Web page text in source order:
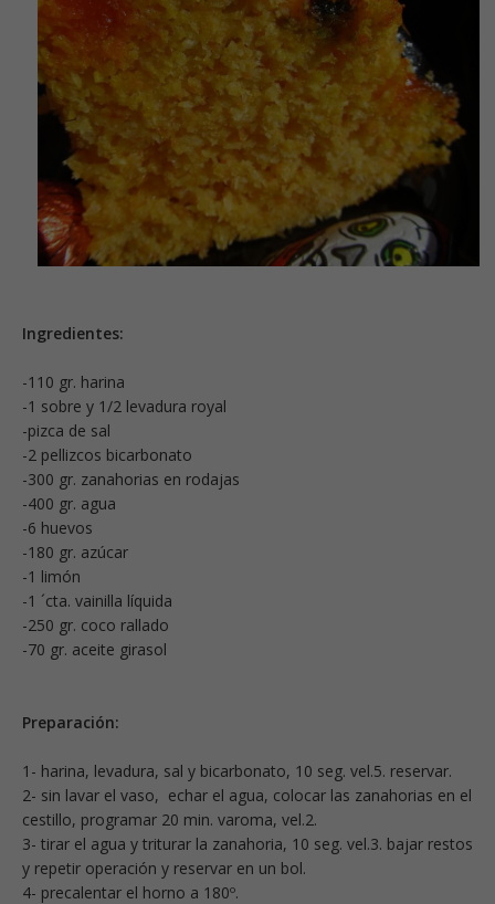
Ingredientes:
-110 gr. harina
-1 sobre y 1/2 levadura royal
-pizca de sal
-2 pellizcos bicarbonato
-300 gr. zanahorias en rodajas
-400 gr. agua
-6 huevos
-180 gr. azúcar
-1 limón
-1 ´cta. vainilla líquida
-250 gr. coco rallado
-70 gr. aceite girasol
Preparación:
1- harina, levadura, sal y bicarbonato, 10 seg. vel.5. reservar.
2- sin lavar el vaso, echar el agua, colocar las zanahorias en el
cestillo, programar 20 min. varoma, vel.2.
3- tirar el agua y triturar la zanahoria, 10 seg. vel.3. bajar restos
y repetir operación y reservar en un bol.
4- precalentar el horno a 180º.